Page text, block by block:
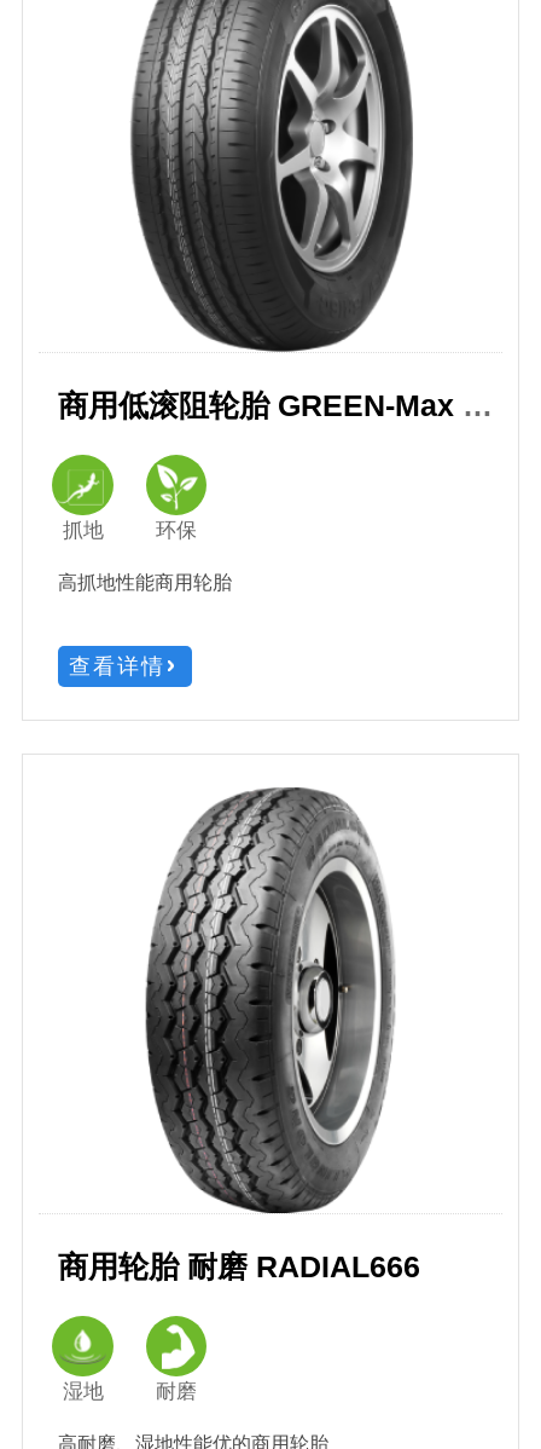
商用低滚阻轮胎 GREEN-Max Van
抓地 环保
高抓地性能商用轮胎
查看详情
商用轮胎 耐磨 RADIAL666
湿地 耐磨
高耐磨、湿地性能优的商用轮胎